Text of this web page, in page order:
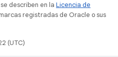
describen en la Licencia de
registradas de Oracle o sus
(UTC)